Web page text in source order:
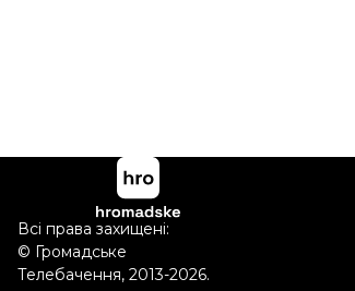
Всі права захищені:
© Громадське
Телебачення, 2013-2026.